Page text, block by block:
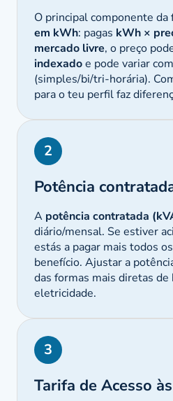
O principal componente da
em kWh: pagas kWh ×
mercado livre, o preço
indexadoe pode variar
(simples/bi/tri-horária).
para o teu perfil faz
2
Potência
A potência contratada
diário/mensal. Se estiver
estás a pagar mais todos
benefício. Ajustar a
das formas mais diretas de
eletricidade.
3
Tarifa de Acesso